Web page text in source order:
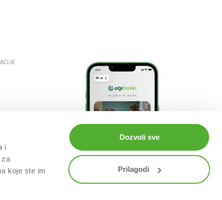
i
za
koje ste im
Dozvoli sve
Prilagodi